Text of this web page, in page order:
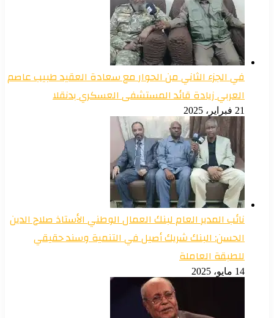
في الجزء الثاني من الحوار مع سعادة العقيد طبيب عاصم
العربي زيادة قائد المستشفى العسكري بدنقلا
21 فبراير، 2025
نائب المدير العام لبنك العمال الوطني الأستاذ صلاح الدين
الحسن: البنك شريك أصيل في التنمية وسند حقيقي
للطبقة العاملة
14 مايو، 2025